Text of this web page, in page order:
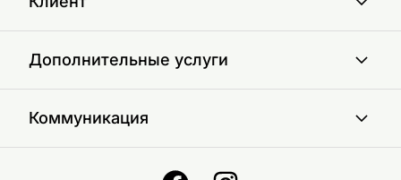
Дополнительные услуги
Коммуникация